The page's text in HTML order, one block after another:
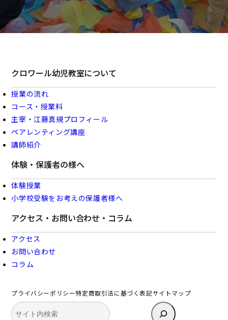
クロワール幼児教室について
授業の流れ
コース・授業料
主宰・江藤真規プロフィール
ペアレンティング講座
講師紹介
体験・保護者の様へ
体験授業
小学校受験をお考えの保護者様へ
アクセス・お問い合わせ・コラム
アクセス
お問い合わせ
コラム
プライバシーポリシー特定商取引法に基づく表記サイトマップ
検